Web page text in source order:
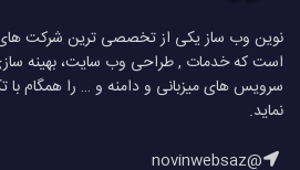
نوین وب ساز یکی از تخصصی ترین شرکت
است که خدمات , طراحی وب سایت، بهینه سازی
سرویس های میزبانی و دامنه و … را همگام با
نماید.
@novinwebsaz